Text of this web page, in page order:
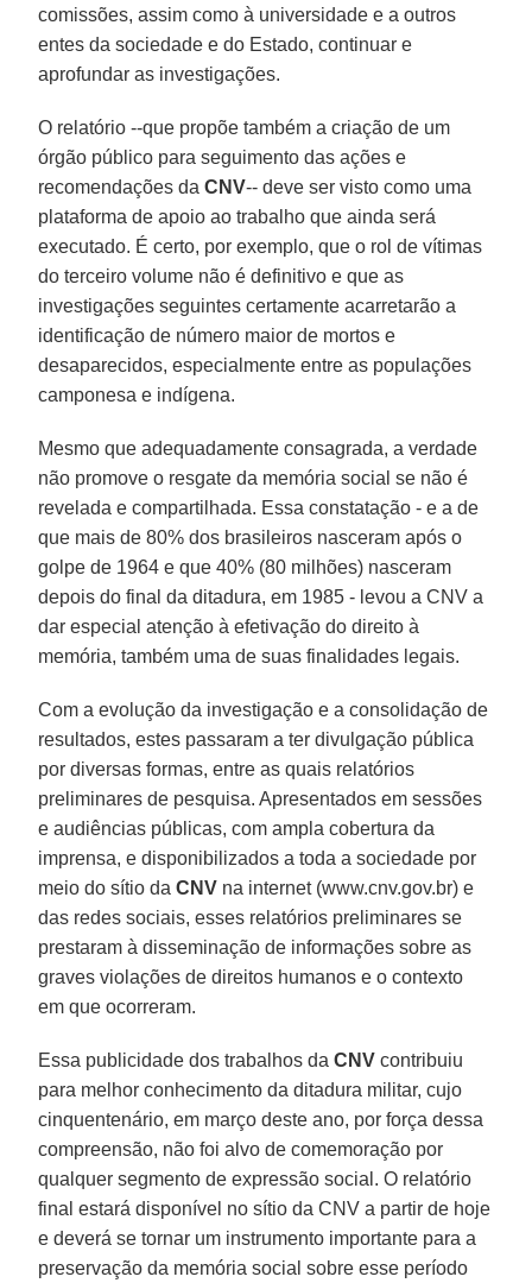
comissões, assim como à universidade e a outros
entes da sociedade e do Estado, continuar e
aprofundar as investigações.
O relatório --que propõe também a criação de um
órgão público para seguimento das ações e
recomendações daCNV-- deve ser visto como uma
plataforma de apoio ao trabalho que ainda será
executado. É certo, por exemplo, que o rol de vítimas
do terceiro volume não é definitivo e que as
investigações seguintes certamente acarretarão a
identificação de número maior de mortos e
desaparecidos, especialmente entre as populações
camponesa e indígena.
Mesmo que adequadamente consagrada, a verdade
não promove o resgate da memória social se não é
revelada e compartilhada. Essa constatação - e a de
que mais de 80% dos brasileiros nasceram após o
golpe de 1964 e que 40% (80 milhões) nasceram
depois do final da ditadura, em 1985 - levou a CNV a
dar especial atenção à efetivação do direito à
memória, também uma de suas finalidades legais.
Com a evolução da investigação e a consolidação de
resultados, estes passaram a ter divulgação pública
por diversas formas, entre as quais relatórios
preliminares de pesquisa. Apresentados em sessões
e audiências públicas, com ampla cobertura da
imprensa, e disponibilizados a toda a sociedade por
meio do sítio daCNV na internet (www.cnv.gov.br) e
das redes sociais, esses relatórios preliminares se
prestaram à disseminação de informações sobre as
graves violações de direitos humanos e o contexto
em que ocorreram.
Essa publicidade dos trabalhos daCNV contribuiu
para melhor conhecimento da ditadura militar, cujo
cinquentenário, em março deste ano, por força dessa
compreensão, não foi alvo de comemoração por
qualquer segmento de expressão social. O relatório
final estará disponível no sítio da CNV a partir de hoje
e deverá se tornar um instrumento importante para a
preservação da memória social sobre esse período